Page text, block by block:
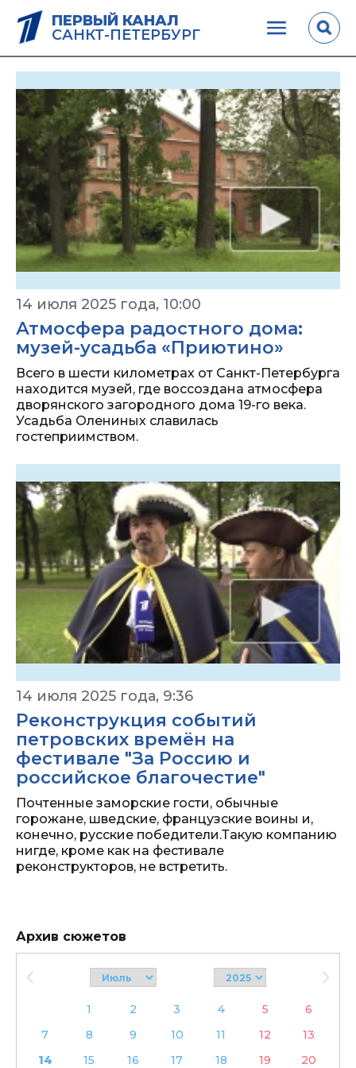
ПЕРВЫЙ КАНАЛ
САНКТ-ПЕТЕРБУРГ
14 июля 2025 года, 10:00
Атмосфера радостного дома:
музей-усадьба «Приютино»
Всего в шести километрах от Санкт-Петербурга
находится музей, где воссоздана атмосфера
дворянского загородного дома 19-го века.
Усадьба Олениных славилась
гостеприимством.
14 июля 2025 года, 9:36
Реконструкция событий
петровских времён на
фестивале "За Россию и
российское благочестие"
Почтенные заморские гости, обычные
горожане, шведские, французские воины и,
конечно, русские победители.Такую компанию
нигде, кроме как на фестивале
реконструкторов, не встретить.
Архив сюжетов
1 2 3 4 5
6
7
8 9 10 11 12
13
14
15 16 17 18 19 20